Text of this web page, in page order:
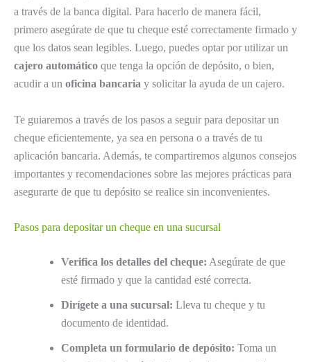
a través de la banca digital. Para hacerlo de manera fácil,
primero asegúrate de que tu cheque esté correctamente firmado y
que los datos sean legibles. Luego, puedes optar por utilizar un
cajero automático que tenga la opción de depósito, o bien,
acudir a un oficina bancaria y solicitar la ayuda de un cajero.
Te guiaremos a través de los pasos a seguir para depositar un
cheque eficientemente, ya sea en persona o a través de tu
aplicación bancaria. Además, te compartiremos algunos consejos
importantes y recomendaciones sobre las mejores prácticas para
asegurarte de que tu depósito se realice sin inconvenientes.
Pasos para depositar un cheque en una sucursal
Verifica los detalles del cheque: Asegúrate de que
esté firmado y que la cantidad esté correcta.
Dirígete a una sucursal: Lleva tu cheque y tu
documento de identidad.
Completa un formulario de depósito: Toma un